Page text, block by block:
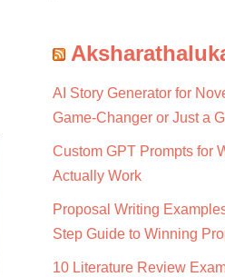
AI Story Generator for
Game-Changer or Just a
Custom GPT Prompts for
Actually Work
Proposal Writing
Step Guide to Winning
10 Literature Review